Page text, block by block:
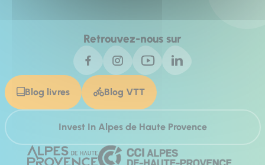
Retrouvez-nous sur
Blog livres Blog VTT
Invest In Alpes de Haute Provence